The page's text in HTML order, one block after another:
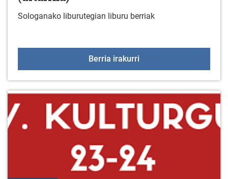
Sologanako liburutegian liburu berriak
Berria irakurri